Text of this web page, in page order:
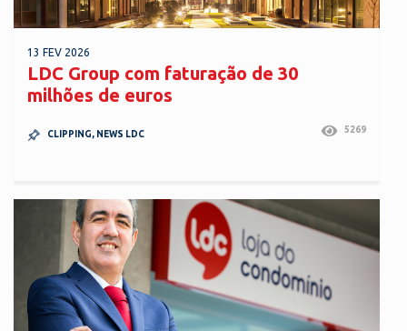
13 FEV 2026
LDC Group com faturação de 30
milhões de euros
CLIPPING, NEWS LDC 5269